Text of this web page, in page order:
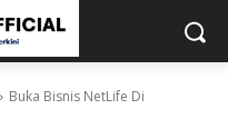
Buka Bisnis NetLife Di